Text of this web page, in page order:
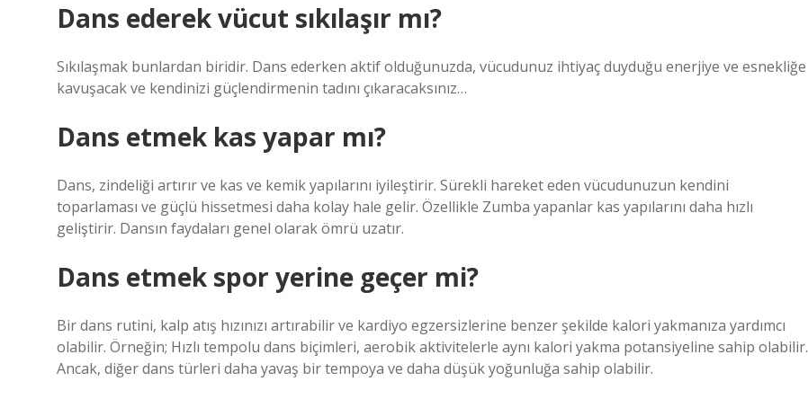
Dans ederek vücut sıkılaşır mı?
Sıkılaşmak bunlardan biridir. Dans ederken aktif olduğunuzda, vücudunuz ihtiyaç duyduğu enerjiye ve esnekliğe
kavuşacak ve kendinizi güçlendirmenin tadını çıkaracaksınız…
Dans etmek kas yapar mı?
Dans, zindeliği artırır ve kas ve kemik yapılarını iyileştirir. Sürekli hareket eden vücudunuzun kendini
toparlaması ve güçlü hissetmesi daha kolay hale gelir. Özellikle Zumba yapanlar kas yapılarını daha hızlı
geliştirir. Dansın faydaları genel olarak ömrü uzatır.
Dans etmek spor yerine geçer mi?
Bir dans rutini, kalp atış hızınızı artırabilir ve kardiyo egzersizlerine benzer şekilde kalori yakmanıza yardımcı
olabilir. Örneğin; Hızlı tempolu dans biçimleri, aerobik aktivitelerle aynı kalori yakma potansiyeline sahip olabilir.
Ancak, diğer dans türleri daha yavaş bir tempoya ve daha düşük yoğunluğa sahip olabilir.